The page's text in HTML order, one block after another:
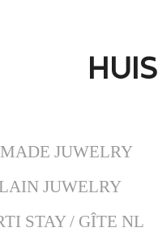
HUIS
JUWELRY
JUWELRY
STAY / GÎTE NL